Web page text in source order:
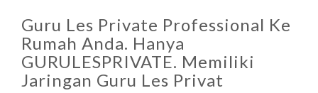
Guru Les Private Professional Ke
Rumah Anda. Hanya
GURULESPRIVATE. Memiliki
Jaringan Guru Les Privat